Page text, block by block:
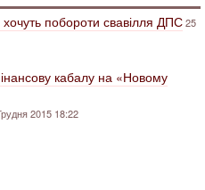
хочуть побороти свавілля ДПС25
кабалу на «Новому
2015 18:22